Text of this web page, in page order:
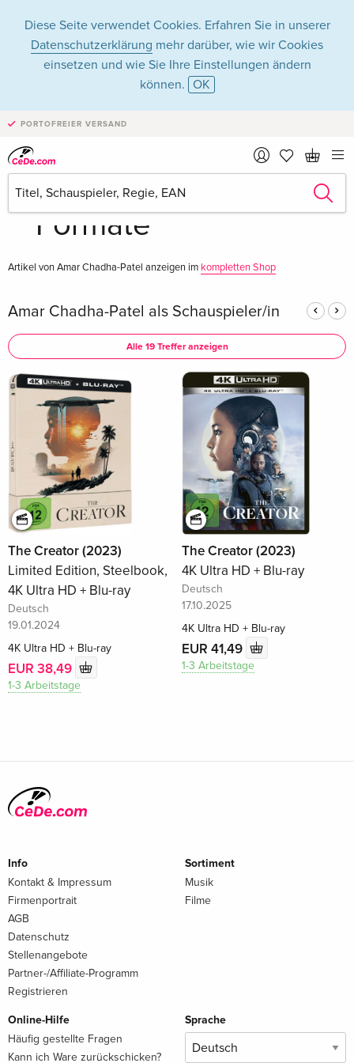
Diese Seite verwendet Cookies. Erfahren Sie in unserer
Datenschutzerklärung mehr darüber, wie wir Cookies
einsetzen und wie Sie Ihre Einstellungen ändern
können. OK
PORTOFREIER VERSAND
Amar Chadha-Patel
in Filme - Alle
Formate
Artikel von Amar Chadha-Patel anzeigen im kompletten Shop
Amar Chadha-Patel als Schauspieler/in
Alle 19 Treffer anzeigen
The Creator (2023)
Limited Edition, Steelbook,
4K Ultra HD + Blu-ray
Deutsch
19.01.2024
4K Ultra HD + Blu-ray
EUR 38,49
1-3 Arbeitstage
The Creator (2023)
4K Ultra HD + Blu-ray
Deutsch
17.10.2025
4K Ultra HD + Blu-ray
EUR 41,49
1-3 Arbeitstage
Info
Kontakt & Impressum
Firmenportrait
AGB
Datenschutz
Stellenangebote
Partner-/Affiliate-Programm
Registrieren
Sortiment
Musik
Filme
Online-Hilfe
Häufig gestellte Fragen
Kann ich Ware zurückschicken?
Sprache